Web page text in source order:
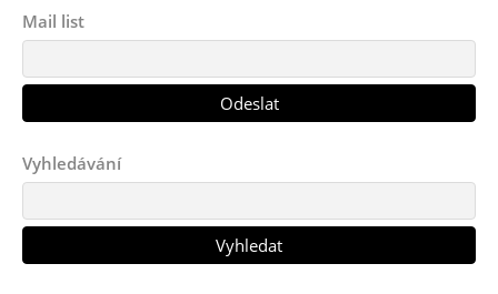
Mail list
Vyhledávání